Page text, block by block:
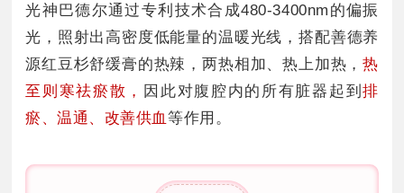
光神巴德尔通过专利技术合成480-3400nm的偏振
光，照射出高密度低能量的温暖光线，搭配善德养
源红豆杉舒缓膏的热辣，两热相加、热上加热，热
至则寒祛瘀散， 因此对腹腔内的所有脏器起到排
瘀、温通、改善供血等作用。